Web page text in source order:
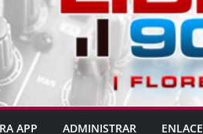
APP ADMINISTRAR ENLACE